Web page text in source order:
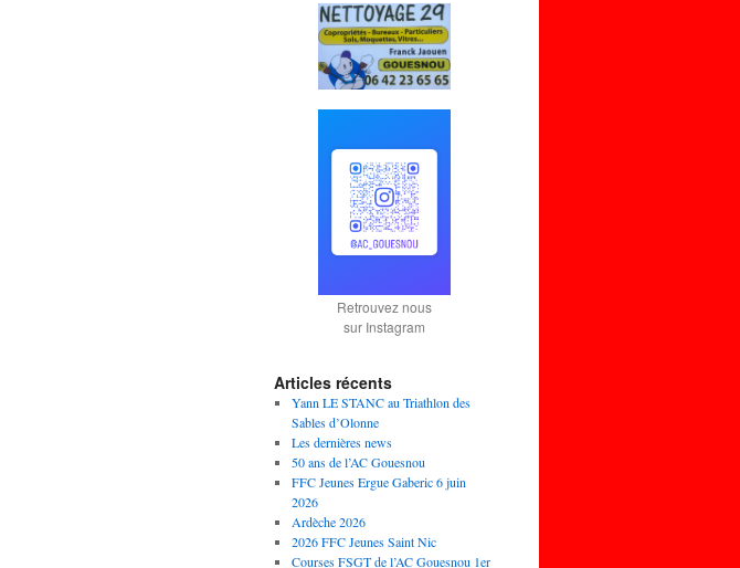
Retrouvez nous
sur Instagram
Articles récents
Yann LE STANC au Triathlon des
Sables d’Olonne
Les dernières news
50 ans de l’AC Gouesnou
FFC Jeunes Ergue Gaberic 6 juin
2026
Ardèche 2026
2026 FFC Jeunes Saint Nic
Courses FSGT de l’AC Gouesnou 1er